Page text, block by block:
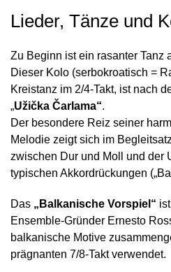
Lieder, Tänze und
Zu Beginn ist ein rasanter Tanz
Dieser Kolo (serbokroatisch =
Kreistanz im 2/4-Takt, ist nach
„Užička Čarlama“.
Der besondere Reiz seiner
Melodie zeigt sich im
zwischen Dur und Moll und der
typischen Akkordrückungen
Das „Balkanische Vorspiel“
Ensemble-Gründer Ernesto
balkanische Motive
prägnanten 7/8-Takt verwendet.